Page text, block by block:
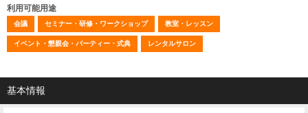
利用可能用途
会議 セミナー・研修・ワークショップ 教室・レッスン
イベント・懇親会・パーティー・式典 レンタルサロン
基本情報